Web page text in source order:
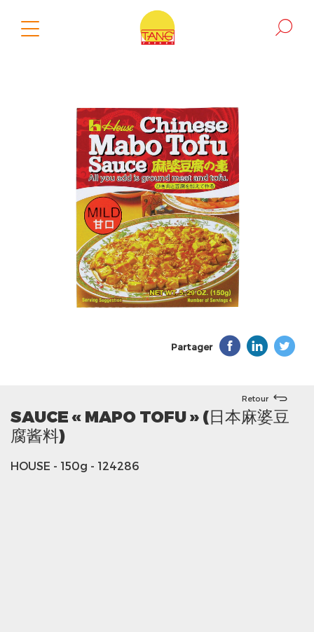
Partager
Retour
SAUCE « MAPO TOFU » (日本麻婆豆
腐酱料)
HOUSE - 150g - 124286